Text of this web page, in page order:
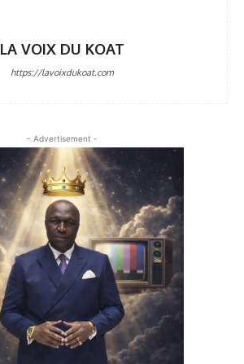
LA VOIX DU KOAT
https://lavoixdukoat.com
- Advertisement -